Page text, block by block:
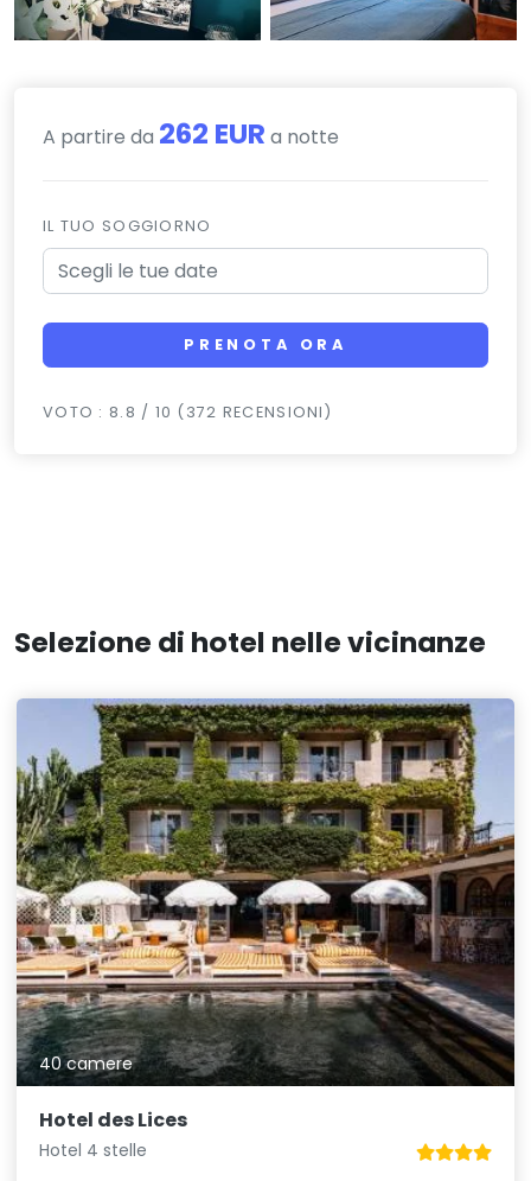
A partire da 262 EUR a notte
IL TUO SOGGIORNO
PRENOTA ORA
VOTO : 8.8 / 10 (372 RECENSIONI)
Selezione di hotel nelle vicinanze
40 camere
Hotel des Lices
Hotel 4 stelle